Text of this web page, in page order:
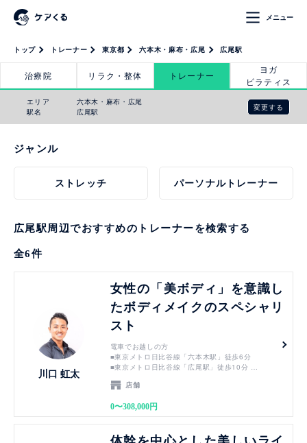
メニュー
トップ トレーナー 東京都 六本木・麻布・広尾 広尾駅
治療院 リラク・整体 トレーナー
ヨガ
ピラティス
エリア
駅名
六本木・麻布・広尾
広尾駅
変更する
ジャンル
ストレッチ パーソナルトレーナー
広尾駅周辺でおすすめのトレーナーを検索する
全6件
川口 虹太
女性の「美ボディ」を意識し
たボディメイクのスペシャリ
スト
電車でお越しの方
■東京メトロ日比谷線「六本木駅」徒歩6分
■東京メトロ日比谷線「広尾駅」徒歩10分
■都営地下鉄大江戸線「六本木駅」徒歩15分
バスでお越しの方
■「新橋駅」都営バス01系統 渋谷行き19分⇒徒歩
店舗
0〜308,000円